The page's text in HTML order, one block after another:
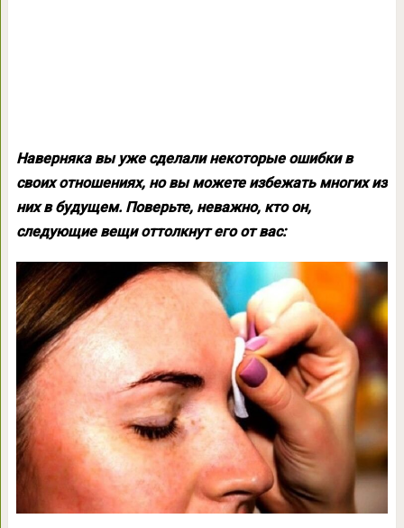
Наверняка вы уже сделали некоторые ошибки в
своих отношениях, но вы можете избежать многих из
них в будущем. Поверьте, неважно, кто он,
следующие вещи оттолкнут его от вас: